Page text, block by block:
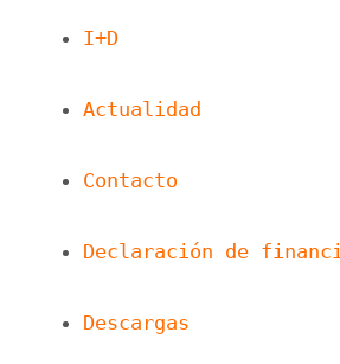
I+D
Actualidad
Contacto
Declaración de
Descargas